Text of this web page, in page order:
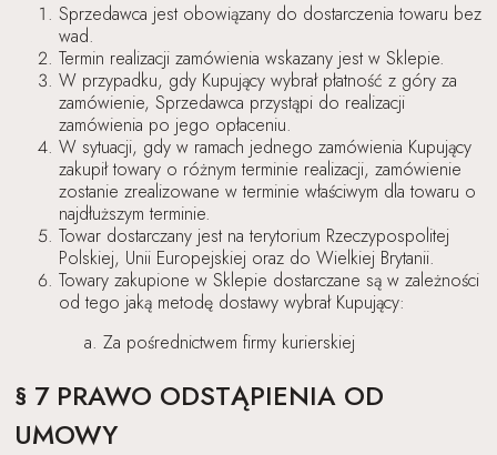
Sprzedawca jest obowiązany do dostarczenia towaru bez
wad.
Termin realizacji zamówienia wskazany jest w Sklepie.
W przypadku, gdy Kupujący wybrał płatność z góry za
zamówienie, Sprzedawca przystąpi do realizacji
zamówienia po jego opłaceniu.
W sytuacji, gdy w ramach jednego zamówienia Kupujący
zakupił towary o różnym terminie realizacji, zamówienie
zostanie zrealizowane w terminie właściwym dla towaru o
najdłuższym terminie.
Towar dostarczany jest na terytorium Rzeczypospolitej
Polskiej, Unii Europejskiej oraz do Wielkiej Brytanii.
Towary zakupione w Sklepie dostarczane są w zależności
od tego jaką metodę dostawy wybrał Kupujący:
Za pośrednictwem firmy kurierskiej
§ 7 PRAWO ODSTĄPIENIA OD
UMOWY